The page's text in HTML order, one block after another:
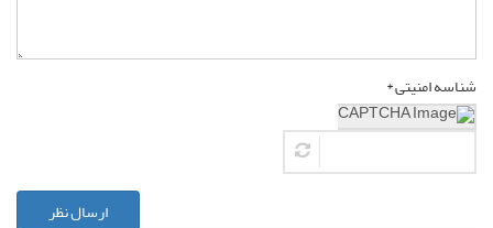
شناسه امنیتی *
ارسال نظر